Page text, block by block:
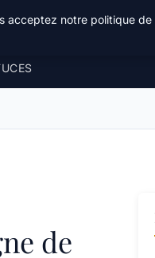
de
acceptez notre politique